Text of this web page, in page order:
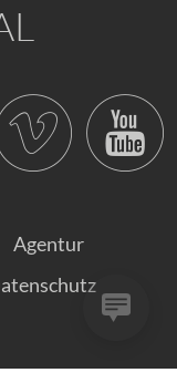
Agentur